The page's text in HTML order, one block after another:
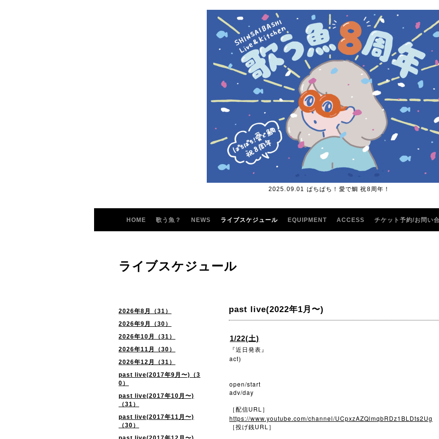
2025.09.01 ぱちぱち！愛で鯛 祝8周年！
HOME 歌う魚？ NEWS ライブスケジュール EQUIPMENT ACCESS チケット予約/お問い
2026年8月（31）
2026年9月（30）
2026年10月（31）
2026年11月（30）
2026年12月（31）
past live(2017年9月〜)（3
0）
past live(2017年10月〜)
（31）
past live(2017年11月〜)
（30）
ライブスケジュール
past live(2022年1月〜)
1/22(土)
『近日発表』
act)
open/start
adv/day
［配信URL ］
https://www.youtube.com/channel/UCpxzAZQlmqbRDz1BLDts2Ug
［投げ銭URL ］